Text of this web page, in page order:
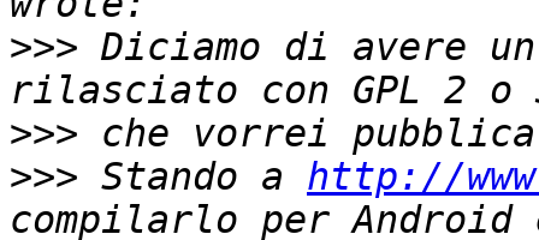
>>> Diciamo di avere
>>>
>>> Stando a http://